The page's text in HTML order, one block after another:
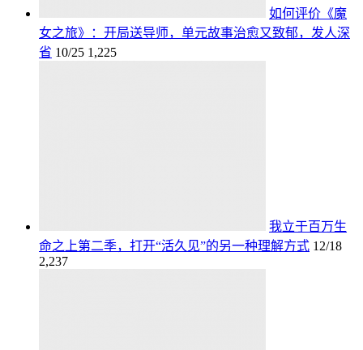
如何评价《魔
女之旅》：开局送导师，单元故事治愈又致郁，发人深
省 10/25 1,225
我立于百万生
命之上第二季，打开“活久见”的另一种理解方式 12/18
2,237